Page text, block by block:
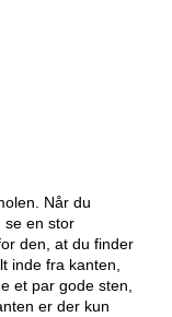
Når du
se en stor
den, at du finder
inde fra kanten,
et par gode sten,
er der kun